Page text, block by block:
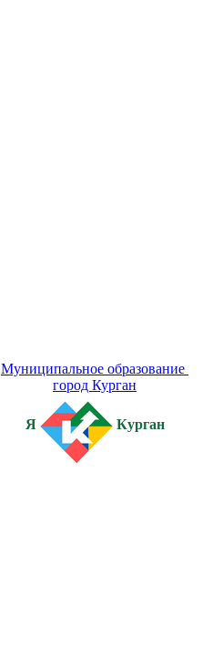
Муниципальное образование
город Курган
Я Курган